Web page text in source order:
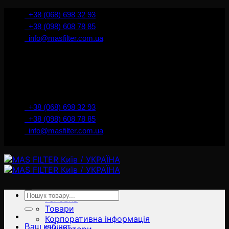
İçeriğe+38 (068) 698 32 93
+38 (098) 608 78 85
info@masfilter.com.ua
+38 (068) 698 32 93
+38 (098) 608 78 85
info@masfilter.com.ua
Головна
Товари
Корпоративна інформація
Ara:
Ваш кабінет